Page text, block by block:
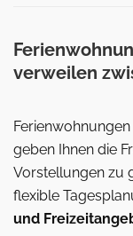
verweilen
geben Ihnen die
Vorstellungen zu
flexible
und